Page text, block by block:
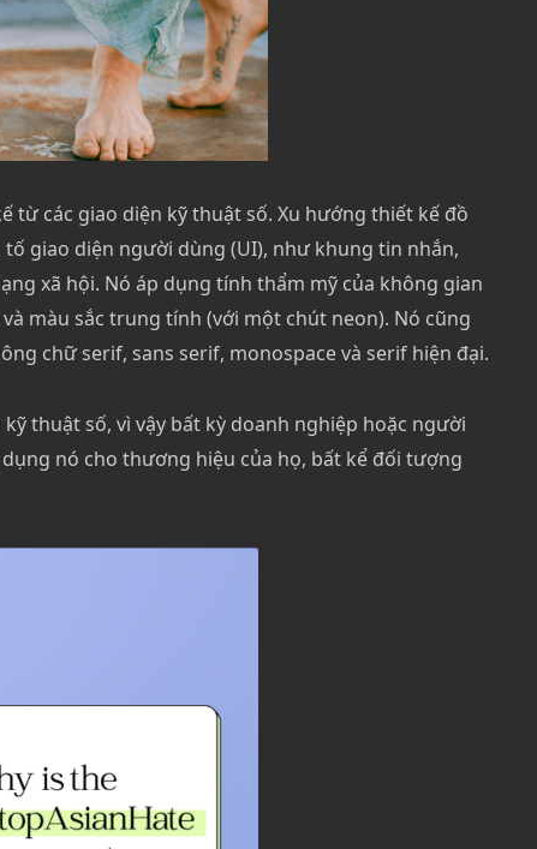
từ các giao diện kỹ thuật số. Xu hướng thiết kế đồ
giao diện người dùng (UI), như khung tin nhắn,
xã hội. Nó áp dụng tính thẩm mỹ của không gian
màu sắc trung tính (với một chút neon). Nó cũng
chữ serif, sans serif, monospace và serif hiện đại.
thuật số, vì vậy bất kỳ doanh nghiệp hoặc người
nó cho thương hiệu của họ, bất kể đối tượng